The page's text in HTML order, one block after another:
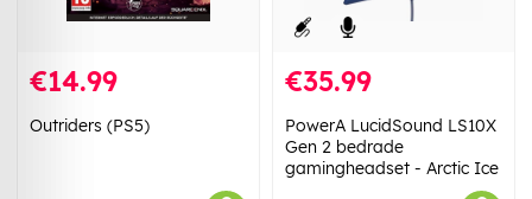
€14.99
Outriders (PS5)
€35.99
PowerA LucidSound LS10X
Gen 2 bedrade
gamingheadset - Arctic Ice